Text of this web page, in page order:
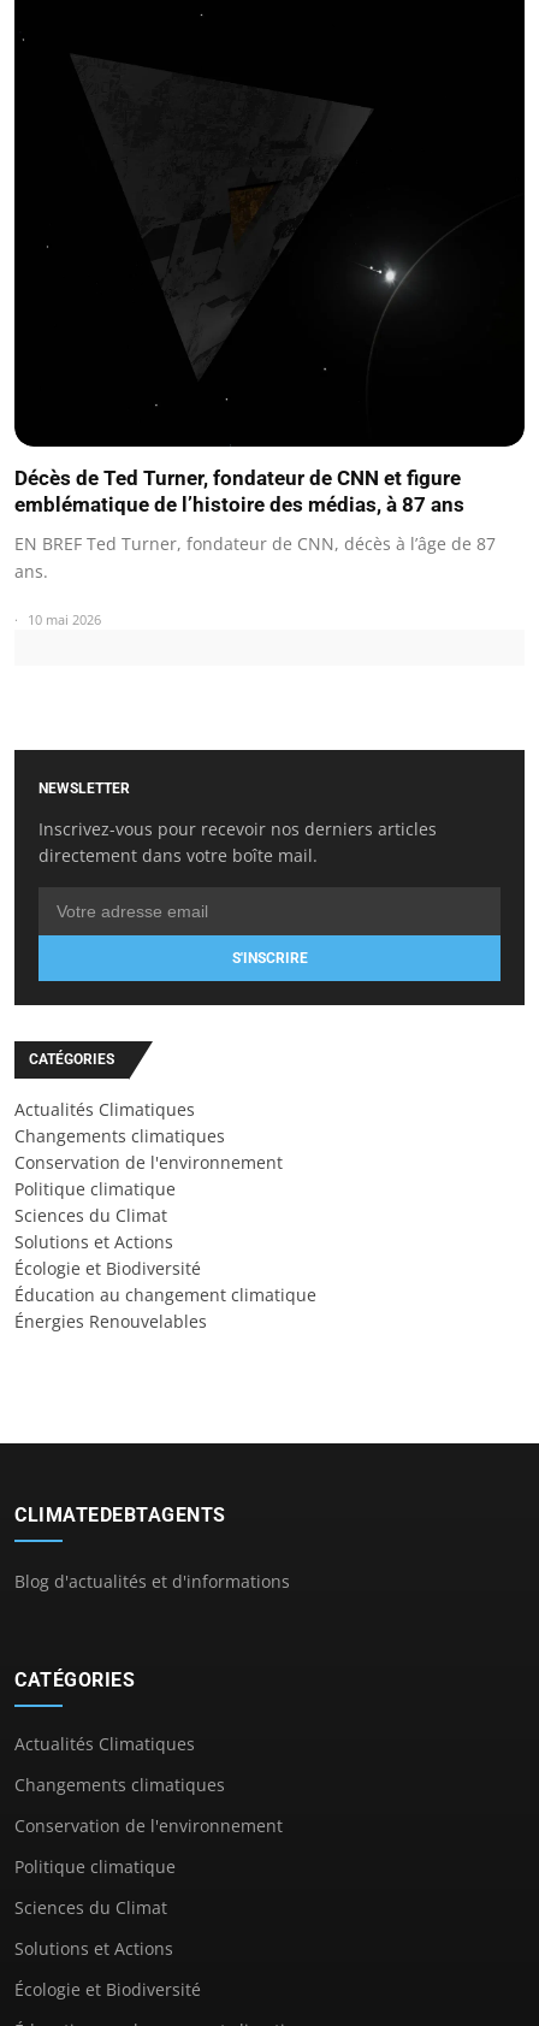
Décès de Ted Turner, fondateur de CNN et figure
emblématique de l’histoire des médias, à 87 ans
EN BREF Ted Turner, fondateur de CNN, décès à l’âge de 87
ans.
10 mai 2026
NEWSLETTER
Inscrivez-vous pour recevoir nos derniers articles
directement dans votre boîte mail.
S'INSCRIRE
CATÉGORIES
Actualités Climatiques
Changements climatiques
Conservation de l'environnement
Politique climatique
Sciences du Climat
Solutions et Actions
Écologie et Biodiversité
Éducation au changement climatique
Énergies Renouvelables
CLIMATEDEBTAGENTS
Blog d'actualités et d'informations
CATÉGORIES
Actualités Climatiques
Changements climatiques
Conservation de l'environnement
Politique climatique
Sciences du Climat
Solutions et Actions
Écologie et Biodiversité